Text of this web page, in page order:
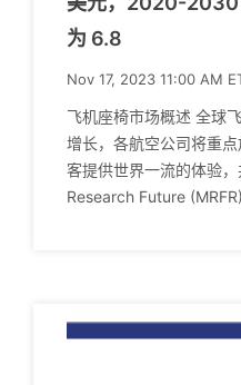
为 6.8
Nov 17, 2023 11:00 AM
飞机座椅市场概述 全球
增长，各航空公司将重
客提供世界一流的体验
Research Future